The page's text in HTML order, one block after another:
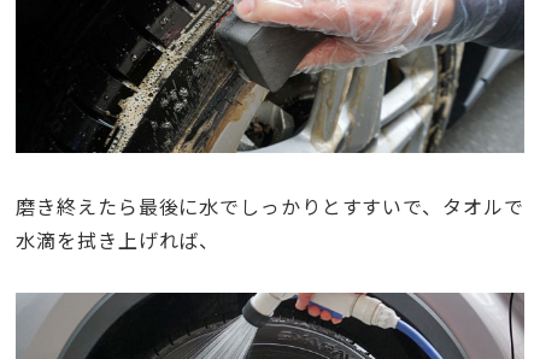
磨き終えたら最後に水でしっかりとすすいで、タオルで
水滴を拭き上げれば、